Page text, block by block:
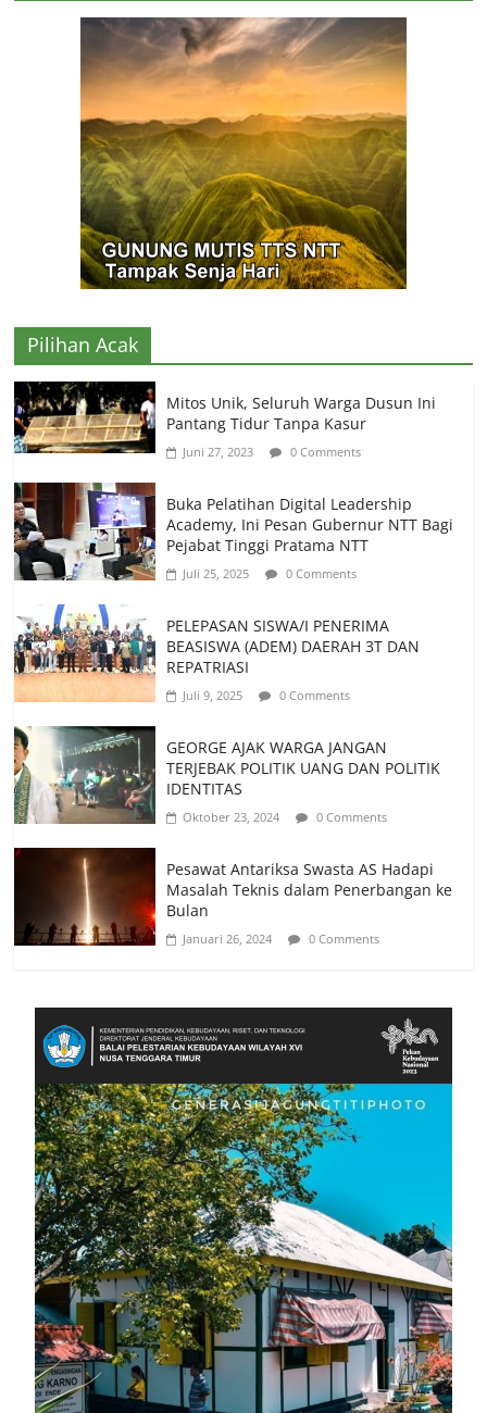
Pilihan Acak
Mitos Unik, Seluruh Warga Dusun Ini
Pantang Tidur Tanpa Kasur
Juni 27, 2023 0 Comments
Buka Pelatihan Digital Leadership
Academy, Ini Pesan Gubernur NTT Bagi
Pejabat Tinggi Pratama NTT
Juli 25, 2025 0 Comments
PELEPASAN SISWA/I PENERIMA
BEASISWA (ADEM) DAERAH 3T DAN
REPATRIASI
Juli 9, 2025 0 Comments
GEORGE AJAK WARGA JANGAN
TERJEBAK POLITIK UANG DAN POLITIK
IDENTITAS
Oktober 23, 2024 0 Comments
Pesawat Antariksa Swasta AS Hadapi
Masalah Teknis dalam Penerbangan ke
Bulan
Januari 26, 2024 0 Comments